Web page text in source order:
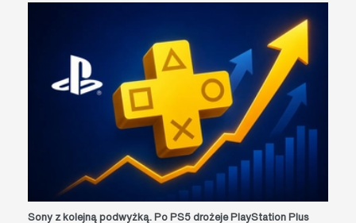
Sony z kolejną podwyżką. Po PS5 drożeje PlayStation Plus